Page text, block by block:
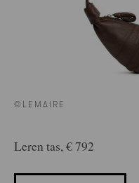
©LEMAIRE
Leren tas, € 792